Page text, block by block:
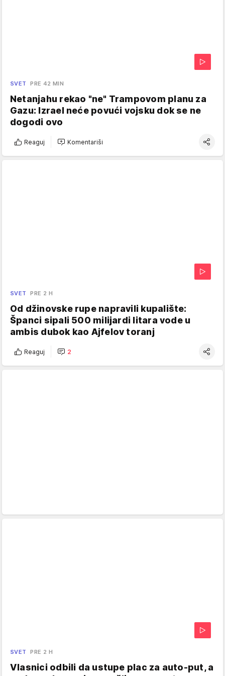
SVET PRE 42 MIN
Netanjahu rekao "ne" Trampovom planu za
Gazu: Izrael neće povući vojsku dok se ne
dogodi ovo
Reaguj Komentariši
SVET PRE 2 H
Od džinovske rupe napravili kupalište:
Španci sipali 500 milijardi litara vode u
ambis dubok kao Ajfelov toranj
Reaguj 2
SVET PRE 2 H
Vlasnici odbili da ustupe plac za auto-put, a